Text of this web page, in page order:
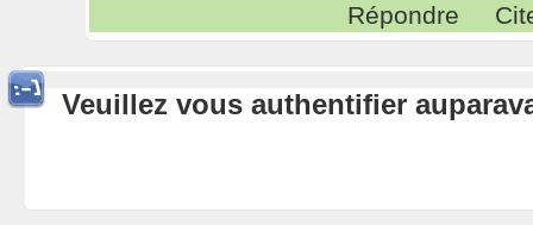
Répondre
Veuillez vous authentifier